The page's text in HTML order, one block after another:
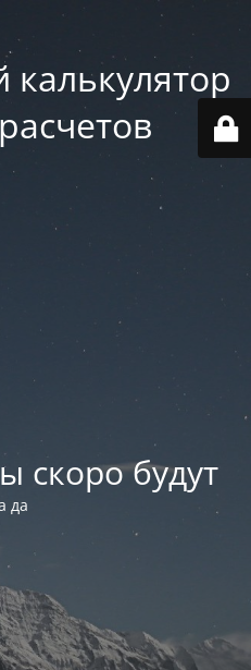
скоро будут
да